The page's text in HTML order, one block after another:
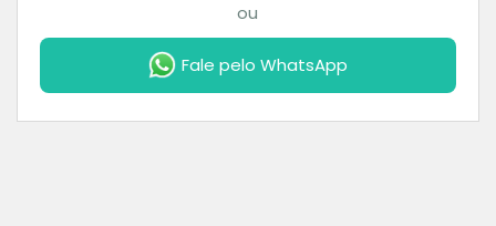
ou
Fale pelo WhatsApp